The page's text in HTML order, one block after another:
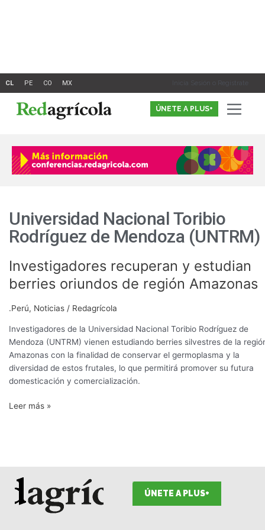
Inicia Sesión o Registrate
ÚNETE A PLUS+
Universidad Nacional Toribio
Rodríguez de Mendoza (UNTRM)
Investigadores recuperan y estudian
berries oriundos de región Amazonas
.Perú, Noticias / Redagrícola
Investigadores de la Universidad Nacional Toribio Rodríguez de
Mendoza (UNTRM) vienen estudiando berries silvestres de la
Amazonas con la finalidad de conservar el germoplasma y la
diversidad de estos frutales, lo que permitirá promover su futura
domesticación y comercialización.
Investigadores
recuperan
y
estudian
berries
oriundos
de
región
Amazonas
Leer más »
ÚNETE A PLUS+